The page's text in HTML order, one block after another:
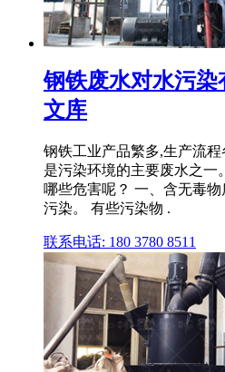
钢铁废水对水污
文库
钢铁工业产品繁多,生产流
是污染环境的主要废水之一
哪些危害呢？ 一、含无毒
污染。 有些污染物 .
联系电话: 180 3780 8511